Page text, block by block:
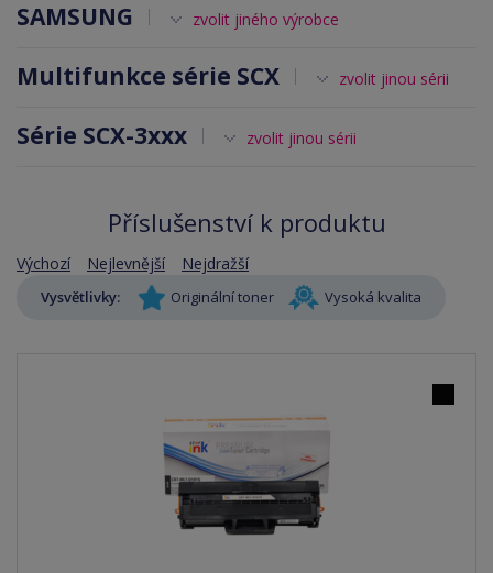
SAMSUNG zvolit jiného výrobce
Multifunkce série SCX zvolit jinou sérii
Série SCX-3xxx zvolit jinou sérii
Příslušenství k produktu
Výchozí Nejlevnější Nejdražší
Vysvětlivky: Originální toner Vysoká kvalita